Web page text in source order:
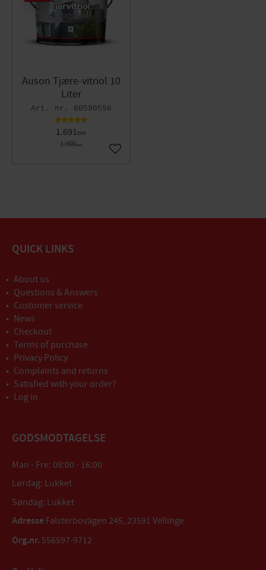
Auson Tjære-vitriol 10
Liter
60590556
1.691DKK
1.900DKK
Gem som favorit
QUICK LINKS
About us
Questions & Answers
Customer service
News
Checkout
Terms of purchase
Privacy Policy
Complaints and returns
Satisfied with your order?
Log in
GODSMODTAGELSE
Man - Fre: 08:00 - 16:00
Lørdag: Lukket
Søndag: Lukket
Adresse Falsterbovägen 245, 23591 Vellinge
Org.nr. 556597-9712